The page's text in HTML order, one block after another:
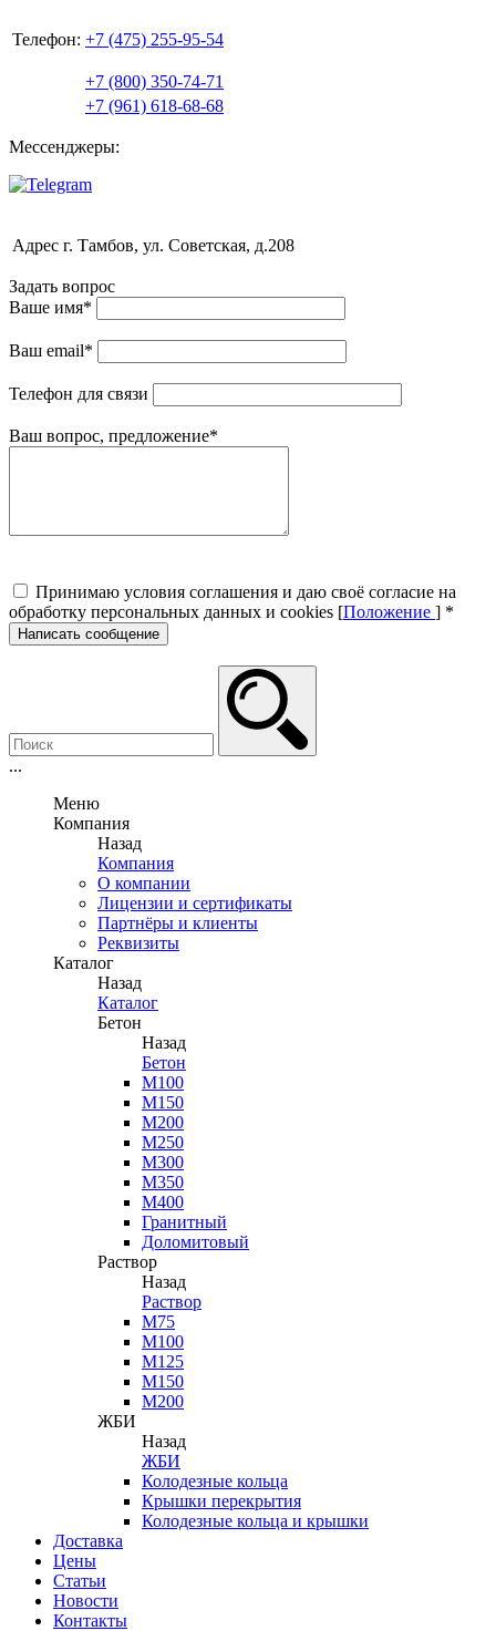
Телефон: +7 (475) 255-95-54
+7 (800) 350-74-71
+7 (961) 618-68-68
Мессенджеры:
Адрес г. Тамбов, ул. Советская, д.208
Задать вопрос
Ваше имя*
Ваш email*
Телефон для связи
Ваш вопрос, предложение*
Принимаю условия соглашения и даю своё согласие на
обработку персональных данных и cookies [Положение ] *
Написать сообщение
...
Меню
Компания
Назад
Компания
О компании
Лицензии и сертификаты
Партнёры и клиенты
Реквизиты
Каталог
Назад
Каталог
Бетон
Назад
Бетон
М100
М150
М200
М250
М300
М350
М400
Гранитный
Доломитовый
Раствор
Назад
Раствор
М75
М100
М125
М150
М200
ЖБИ
Назад
ЖБИ
Колодезные кольца
Крышки перекрытия
Колодезные кольца и крышки
Доставка
Цены
Статьи
Новости
Контакты